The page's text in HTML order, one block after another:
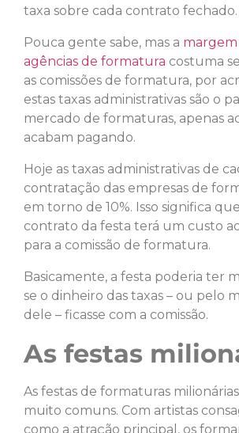
taxa sobre cada contrato fechado.
Pouca gente sabe, mas a
agências de formatura costuma
as comissões de formatura, por
estas taxas administrativas são o
mercado de formaturas, apenas
acabam pagando.
Hoje as taxas administrativas de
contratação das empresas de
em torno de 10%. Isso significa
contrato da festa terá um custo
para a comissão de formatura.
Basicamente, a festa poderia ter
se o dinheiro das taxas – ou pelo
dele – ficasse com a comissão.
As festas
As festas de formaturas
muito comuns. Com artistas
como a atração principal, os